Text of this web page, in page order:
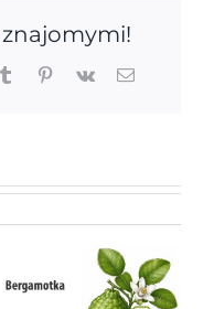
znajomymi!
TumblrPinterest
Vk Email